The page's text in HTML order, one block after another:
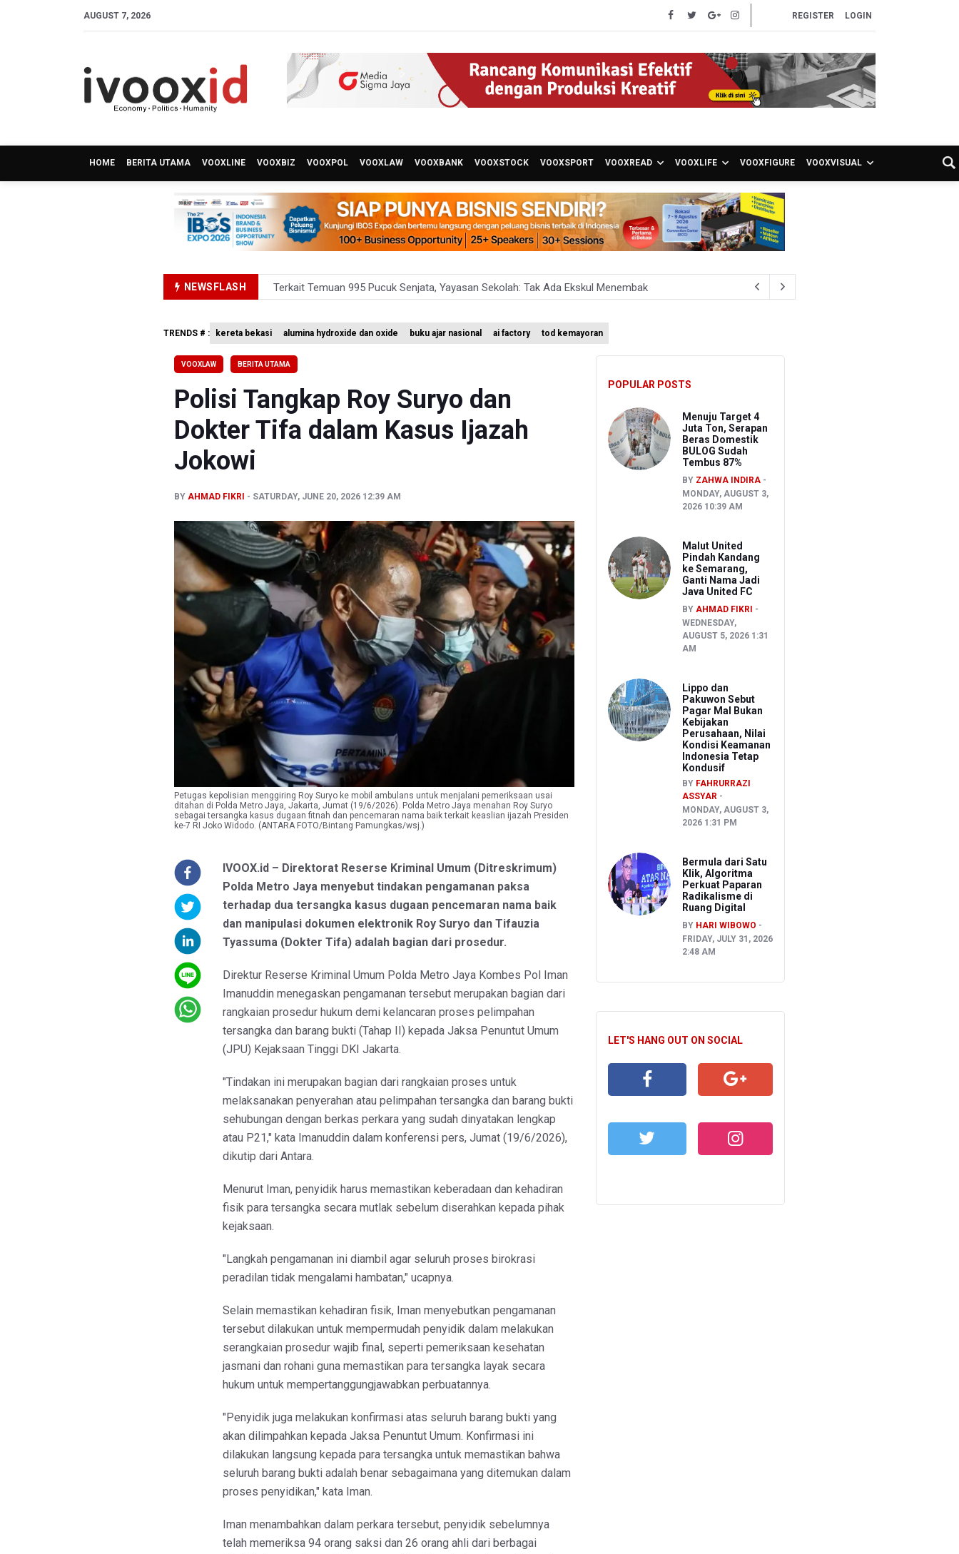
AUGUST 7, 2026 REGISTER LOGIN
HOME BERITA UTAMA VOOXLINE VOOXBIZ VOOXPOL VOOXLAW VOOXBANK VOOXSTOCK VOOXSPORT VOOXREAD VOOXLIFE VOOXFIGURE VOOXVISUAL
NEWSFLASH
Terkait Temuan 995 Pucuk Senjata, Yayasan Sekolah: Tak Ada Ekskul Menembak
Perumnas Bangun Hunian Bersubsidi dengan Konsep TOD di Kemayoran
Bank Indonesia Sebut Cadangan Devisa Akhir Juli Sebesar 145,3 Miliar Dolar AS
Penjelasan Kemenkes: Pasien BPJS Kesehatan Viral Tunggu 8 Jam karena HCU RSCM Terbatas
TRENDS # : kereta bekasi alumina hydroxide dan oxide buku ajar nasional ai factory tod kemayoran
VOOXLAW BERITA UTAMA
Polisi Tangkap Roy Suryo dan
Dokter Tifa dalam Kasus Ijazah
Jokowi
BY AHMAD FIKRI SATURDAY, JUNE 20, 2026 12:39 AM
Petugas kepolisian menggiring Roy Suryo ke mobil ambulans untuk menjalani pemeriksaan usai
ditahan di Polda Metro Jaya, Jakarta, Jumat (19/6/2026). Polda Metro Jaya menahan Roy Suryo
sebagai tersangka kasus dugaan fitnah dan pencemaran nama baik terkait keaslian ijazah Presiden
ke-7 RI Joko Widodo. (ANTARA FOTO/Bintang Pamungkas/wsj.)
IVOOX.id – Direktorat Reserse Kriminal Umum (Ditreskrimum)
Polda Metro Jaya menyebut tindakan pengamanan paksa
terhadap dua tersangka kasus dugaan pencemaran nama baik
dan manipulasi dokumen elektronik Roy Suryo dan Tifauzia
Tyassuma (Dokter Tifa) adalah bagian dari prosedur.
​Direktur Reserse Kriminal Umum Polda Metro Jaya Kombes Pol Iman
Imanuddin menegaskan pengamanan tersebut merupakan bagian dari
rangkaian prosedur hukum demi kelancaran proses pelimpahan
tersangka dan barang bukti (Tahap II) kepada Jaksa Penuntut Umum
(JPU) Kejaksaan Tinggi DKI Jakarta.
​"Tindakan ini merupakan bagian dari rangkaian proses untuk
melaksanakan penyerahan atau pelimpahan tersangka dan barang bukti
sehubungan dengan berkas perkara yang sudah dinyatakan lengkap
atau P21," kata Imanuddin dalam konferensi pers, Jumat (19/6/2026),
dikutip dari Antara.
​Menurut Iman, penyidik harus memastikan keberadaan dan kehadiran
fisik para tersangka secara mutlak sebelum diserahkan kepada pihak
kejaksaan.
"Langkah pengamanan ini diambil agar seluruh proses birokrasi
peradilan tidak mengalami hambatan," ucapnya.
​Selain memastikan kehadiran fisik, Iman menyebutkan pengamanan
tersebut dilakukan untuk mempermudah penyidik dalam melakukan
serangkaian prosedur wajib final, seperti pemeriksaan kesehatan
jasmani dan rohani guna memastikan para tersangka layak secara
hukum untuk mempertanggungjawabkan perbuatannya.
​"Penyidik juga melakukan konfirmasi atas seluruh barang bukti yang
akan dilimpahkan kepada Jaksa Penuntut Umum. Konfirmasi ini
dilakukan langsung kepada para tersangka untuk memastikan bahwa
seluruh barang bukti adalah benar sebagaimana yang ditemukan dalam
proses penyidikan," kata Iman.
Iman menambahkan dalam perkara tersebut, penyidik sebelumnya
telah memeriksa 94 orang saksi dan 26 orang ahli dari berbagai
POPULAR POSTS
Menuju Target 4
Juta Ton, Serapan
Beras Domestik
BULOG Sudah
Tembus 87%
BY ZAHWA INDIRA
MONDAY, AUGUST 3,
2026 10:39 AM
Malut United
Pindah Kandang
ke Semarang,
Ganti Nama Jadi
Java United FC
BY AHMAD FIKRI
WEDNESDAY,
AUGUST 5, 2026 1:31
AM
Lippo dan
Pakuwon Sebut
Pagar Mal Bukan
Kebijakan
Perusahaan, Nilai
Kondisi Keamanan
Indonesia Tetap
Kondusif
BY FAHRURRAZI
ASSYAR
MONDAY, AUGUST 3,
2026 1:31 PM
Bermula dari Satu
Klik, Algoritma
Perkuat Paparan
Radikalisme di
Ruang Digital
BY HARI WIBOWO
FRIDAY, JULY 31, 2026
2:48 AM
LET'S HANG OUT ON SOCIAL